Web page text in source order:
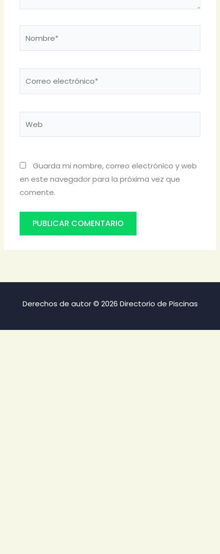
Guarda mi nombre, correo electrónico y web
en este navegador para la próxima vez que
comente.
Derechos de autor © 2026 Directorio de Piscinas